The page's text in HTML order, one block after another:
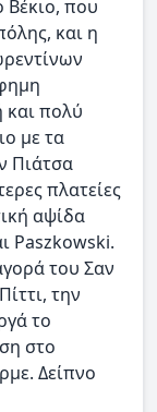
Βέκιο, που
και η
και πολύ
με τα
Πιάτσα
πλατείες
αψίδα
Paszkowski.
του Σαν
την
το
στο
Δείπνο